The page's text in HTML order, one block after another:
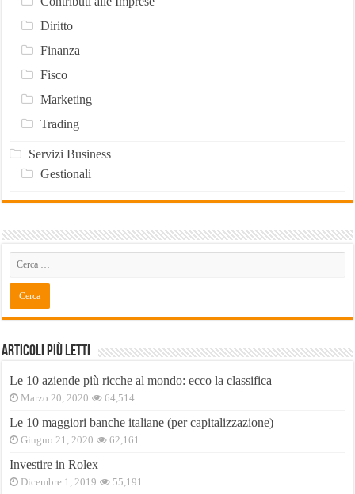
Diritto
Finanza
Fisco
Marketing
Trading
Servizi Business
Gestionali
Articoli Più Letti
Le 10 aziende più ricche al mondo: ecco la classifica
Marzo 20, 2020 64,514
Le 10 maggiori banche italiane (per capitalizzazione)
Giugno 21, 2020 62,161
Investire in Rolex
Dicembre 1, 2019 55,191